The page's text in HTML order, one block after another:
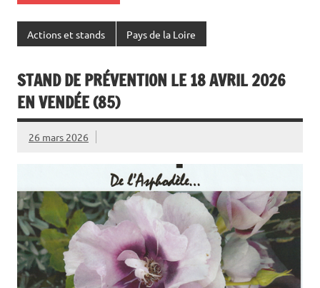
Actions et stands Pays de la Loire
STAND DE PRÉVENTION LE 18 AVRIL 2026
EN VENDÉE (85)
26 mars 2026